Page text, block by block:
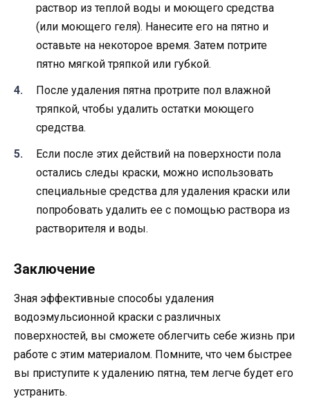
раствор из теплой воды и моющего средства
(или моющего геля). Нанесите его на пятно и
оставьте на некоторое время. Затем потрите
пятно мягкой тряпкой или губкой.
После удаления пятна протрите пол влажной
тряпкой, чтобы удалить остатки моющего
средства.
Если после этих действий на поверхности пола
остались следы краски, можно использовать
специальные средства для удаления краски или
попробовать удалить ее с помощью раствора из
растворителя и воды.
Заключение
Зная эффективные способы удаления
водоэмульсионной краски с различных
поверхностей, вы сможете облегчить себе жизнь при
работе с этим материалом. Помните, что чем быстрее
вы приступите к удалению пятна, тем легче будет его
устранить.